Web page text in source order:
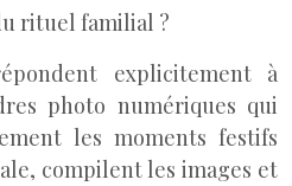
rituel familial ?
explicitement à
photo numériques qui
les moments festifs
compilent les images et